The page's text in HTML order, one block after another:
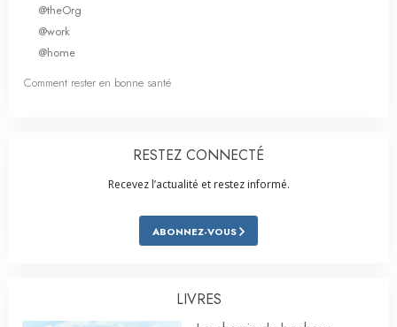
@theOrg
@work
@home
Comment rester en bonne santé
RESTEZ CONNECTÉ
Recevez l’actualité et restez informé.
ABONNEZ-VOUS
LIVRES